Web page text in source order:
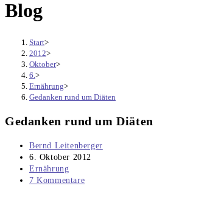
Blog
Start>
2012>
Oktober>
6. >
Ernährung>
Gedanken rund um Diäten
Gedanken rund um Diäten
Beitrags-
Autor:
Bernd Leitenberger
Beitrag
veröffentlicht:
6. Oktober 2012
Beitrags-
Kategorie:
Ernährung
Beitrags-
7 Kommentare